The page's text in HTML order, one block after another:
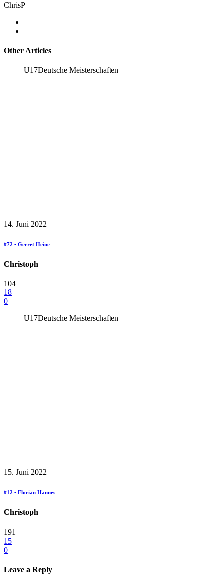
ChrisP
Other Articles
U17Deutsche Meisterschaften
14. Juni 2022
#72 • Gerret Heine
Christoph
104
18
0
U17Deutsche Meisterschaften
15. Juni 2022
#12 • Florian Hannes
Christoph
191
15
0
Leave a Reply